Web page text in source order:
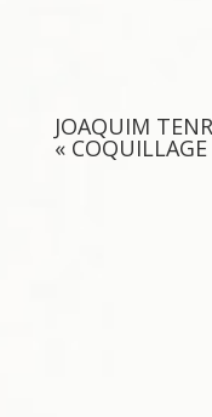
JOAQUIM
« COQUILLAGE